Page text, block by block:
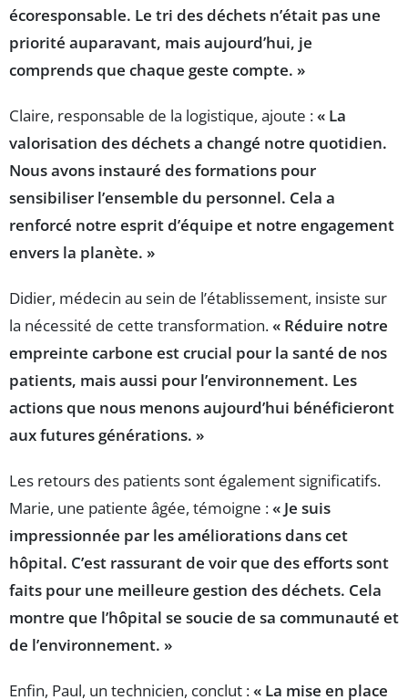
écoresponsable. Le tri des déchets n’était pas une
priorité auparavant, mais aujourd’hui, je
comprends que chaque geste compte. »
Claire, responsable de la logistique, ajoute :« La
valorisation des déchets a changé notre quotidien.
Nous avons instauré des formations pour
sensibiliser l’ensemble du personnel. Cela a
renforcé notre esprit d’équipe et notre engagement
envers la planète. »
Didier, médecin au sein de l’établissement, insiste sur
la nécessité de cette transformation.« Réduire notre
empreinte carbone est crucial pour la santé de nos
patients, mais aussi pour l’environnement. Les
actions que nous menons aujourd’hui bénéficieront
aux futures générations. »
Les retours des patients sont également significatifs.
Marie, une patiente âgée, témoigne :« Je suis
impressionnée par les améliorations dans cet
hôpital. C’est rassurant de voir que des efforts sont
faits pour une meilleure gestion des déchets. Cela
montre que l’hôpital se soucie de sa communauté et
de l’environnement. »
Enfin, Paul, un technicien, conclut :« La mise en place